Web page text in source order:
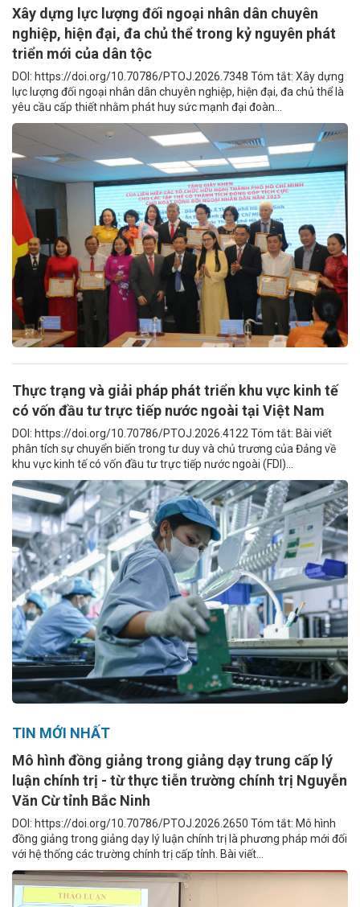
Xây dựng lực lượng đối ngoại nhân dân chuyên
nghiệp, hiện đại, đa chủ thể trong kỷ nguyên phát
triển mới của dân tộc
DOI: https://doi.org/10.70786/PTOJ.2026.7348 Tóm tắt: Xây dựng
lực lượng đối ngoại nhân dân chuyên nghiệp, hiện đại, đa chủ thể là
yêu cầu cấp thiết nhằm phát huy sức mạnh đại đoàn...
Thực trạng và giải pháp phát triển khu vực kinh tế
có vốn đầu tư trực tiếp nước ngoài tại Việt Nam
DOI: https://doi.org/10.70786/PTOJ.2026.4122 Tóm tắt: Bài viết
phân tích sự chuyển biến trong tư duy và chủ trương của Đảng về
khu vực kinh tế có vốn đầu tư trực tiếp nước ngoài (FDI)...
TIN MỚI NHẤT
Mô hình đồng giảng trong giảng dạy trung cấp lý
luận chính trị - từ thực tiễn trường chính trị Nguyễn
Văn Cừ tỉnh Bắc Ninh
DOI: https://doi.org/10.70786/PTOJ.2026.2650 Tóm tắt: Mô hình
đồng giảng trong giảng dạy lý luận chính trị là phương pháp mới đối
với hệ thống các trường chính trị cấp tỉnh. Bài viết...